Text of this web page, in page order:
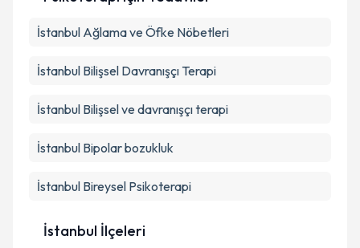
Kişisel verilerimin işlenmesine ilişkin
kapsamda işlenmesini kabul ediyorum.
Takvim Talebini Gönder
İstanbul Ağlama ve Öfke Nöbetleri
İstanbul Bilişsel Davranışçı Terapi
İstanbul Bilişsel ve davranışçı terapi
İstanbul Bipolar bozukluk
İstanbul Bireysel Psikoterapi
İstanbul İlçeleri